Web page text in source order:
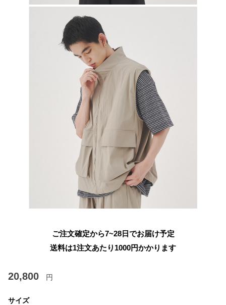
ご注文確定から7~28日でお届け予定
送料は1注文あたり 1000円かかります
20,800 円
サイズ